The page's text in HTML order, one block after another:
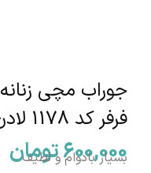
جوراب مچی
فرفر کد 1178 لادن (۱۰ جفتی)
600,000تومان
بسیار بادوام و لطیف